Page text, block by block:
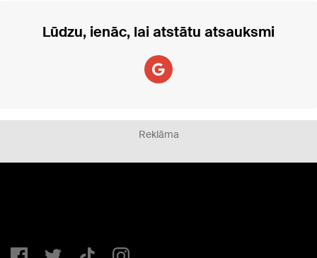
Lūdzu, ienāc, lai atstātu atsauksmi
Reklāma